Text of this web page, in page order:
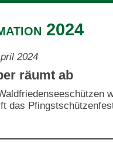
2024
2024
räumt ab
das